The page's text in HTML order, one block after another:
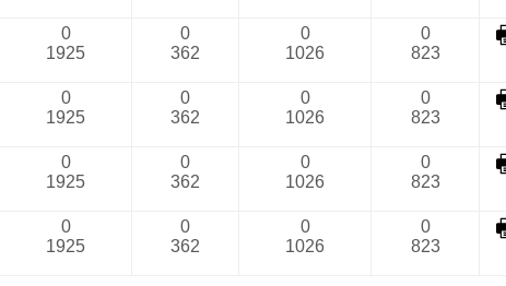
0
1925
0
362
0
1026
0
823
0
1925
0
362
0
1026
0
823
0
1925
0
362
0
1026
0
823
0
1925
0
362
0
1026
0
823